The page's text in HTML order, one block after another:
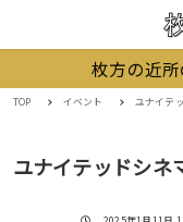
枚方の近
TOP イベント ユナイテ
ユナイテッドシネ